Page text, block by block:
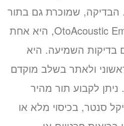
שמוכרת גם בתור
בדיקת OAE או OtoAcoustic Emission, היא אחת
בדיקות השמיעה. היא
ולאתר בשלב מוקדם
לקבוע תור מהיר
סנטר, בכיסוי מלא או